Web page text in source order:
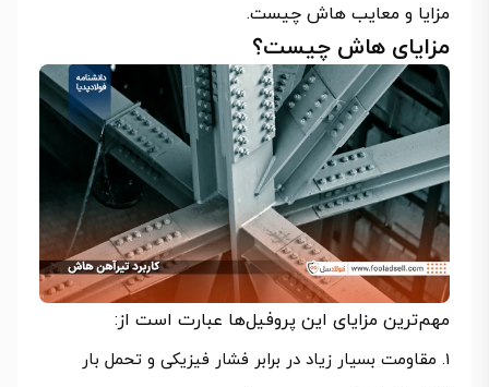
مزایا و معایب هاش چیست.
مزایای هاش چیست؟
مهم‌ترین مزایای این پروفیل‌ها عبارت است از:
مقاومت بسیار زیاد در برابر فشار فیزیکی و تحمل بار